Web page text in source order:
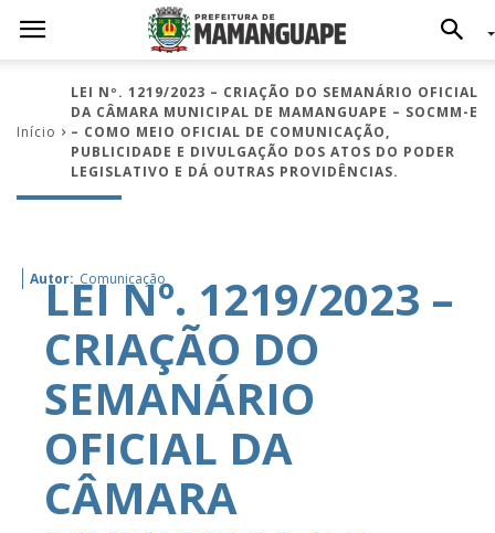
Início
LEI Nº. 1219/2023 – CRIAÇÃO DO SEMANÁRIO OFICIAL
DA CÂMARA MUNICIPAL DE MAMANGUAPE – SOCMM-E
– COMO MEIO OFICIAL DE COMUNICAÇÃO,
PUBLICIDADE E DIVULGAÇÃO DOS ATOS DO PODER
LEGISLATIVO E DÁ OUTRAS PROVIDÊNCIAS.
Autor: Comunicação
LEI Nº. 1219/2023 –
CRIAÇÃO DO
SEMANÁRIO
OFICIAL DA
CÂMARA